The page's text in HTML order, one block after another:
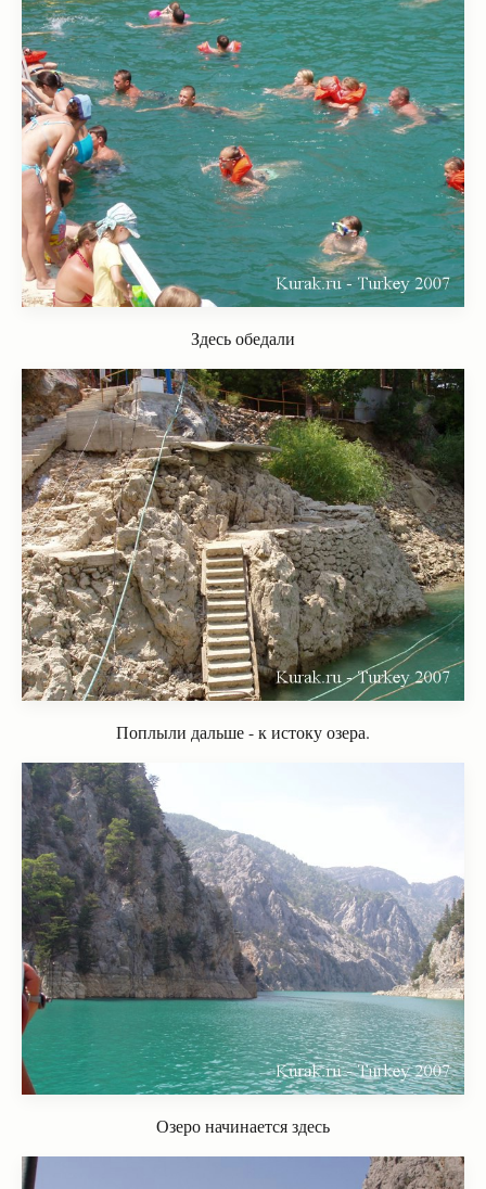
Здесь обедали
Поплыли дальше - к истоку озера.
Озеро начинается здесь